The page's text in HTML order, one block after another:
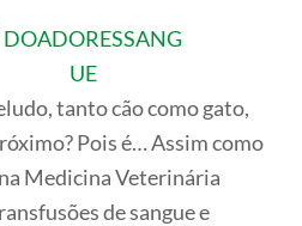
tanto cão como gato,
Pois é… Assim como
Medicina Veterinária
de sangue e